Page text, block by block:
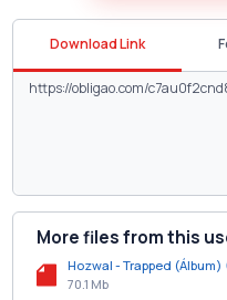
Download Link
More files from this
Hozwal - Trapped (Álbum)
70.1 Mb